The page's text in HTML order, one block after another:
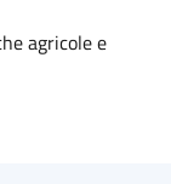
agricole e